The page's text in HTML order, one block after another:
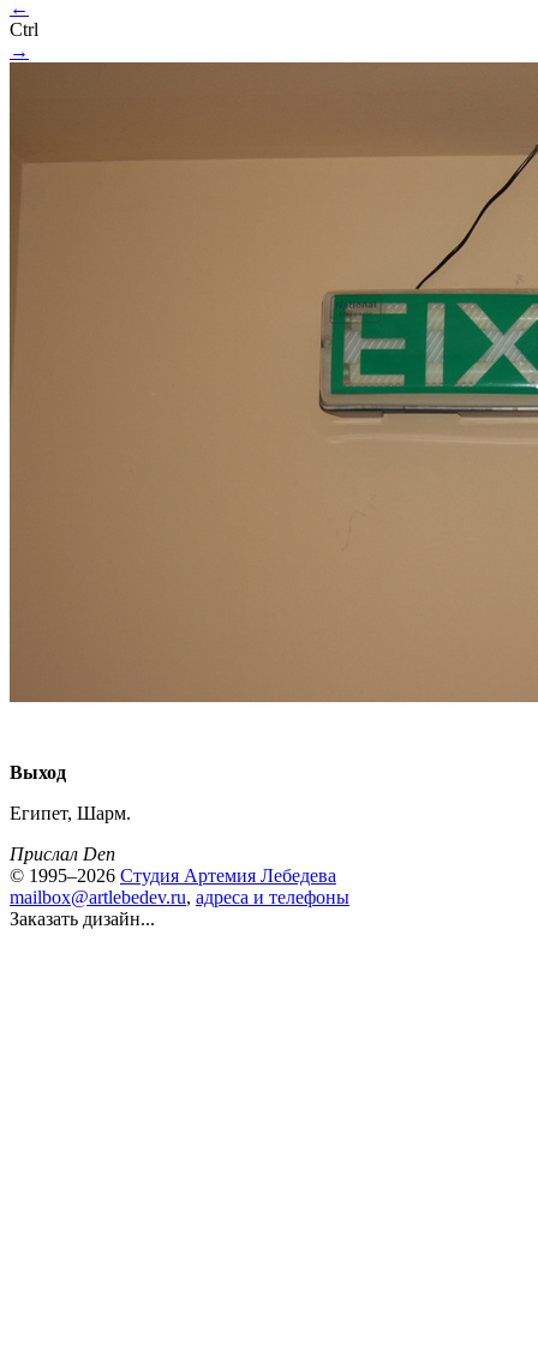
←
Ctrl
→
Выход
Египет, Шарм.
Прислал Den
© 1995–2026 Студия Артемия Лебедева
mailbox@artlebedev.ru, адреса и телефоны
Заказать дизайн...